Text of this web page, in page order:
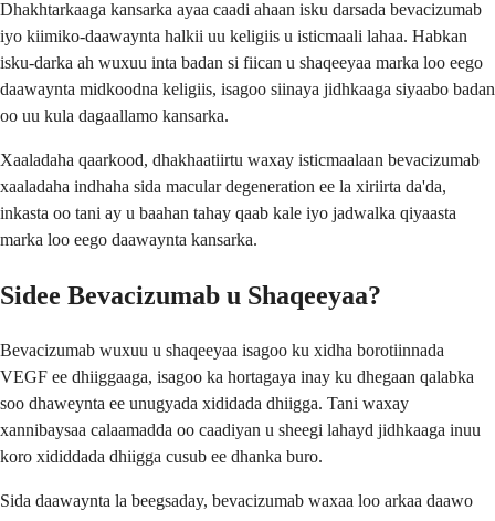
Dhakhtarkaaga kansarka ayaa caadi ahaan isku darsada bevacizumab
iyo kiimiko-daawaynta halkii uu keligiis u isticmaali lahaa. Habkan
isku-darka ah wuxuu inta badan si fiican u shaqeeyaa marka loo eego
daawaynta midkoodna keligiis, isagoo siinaya jidhkaaga siyaabo badan
oo uu kula dagaallamo kansarka.
Xaaladaha qaarkood, dhakhaatiirtu waxay isticmaalaan bevacizumab
xaaladaha indhaha sida macular degeneration ee la xiriirta da'da,
inkasta oo tani ay u baahan tahay qaab kale iyo jadwalka qiyaasta
marka loo eego daawaynta kansarka.
Sidee Bevacizumab u Shaqeeyaa?
Bevacizumab wuxuu u shaqeeyaa isagoo ku xidha borotiinnada
VEGF ee dhiiggaaga, isagoo ka hortagaya inay ku dhegaan qalabka
soo dhaweynta ee unugyada xididada dhiigga. Tani waxay
xannibaysaa calaamadda oo caadiyan u sheegi lahayd jidhkaaga inuu
koro xididdada dhiigga cusub ee dhanka buro.
Sida daawaynta la beegsaday, bevacizumab waxaa loo arkaa daawo